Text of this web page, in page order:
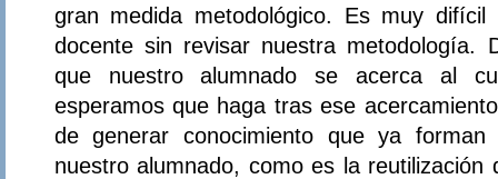
gran medida metodológico. Es muy
docente sin revisar nuestra metodología.
que nuestro alumnado se acerca al
esperamos que haga tras ese
de generar conocimiento que ya
nuestro alumnado, como es la reutilización